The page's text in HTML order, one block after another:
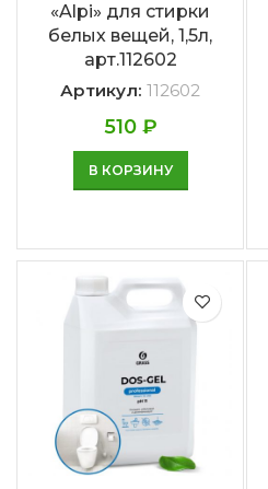
«Alpi» для стирки
белых вещей, 1,5л,
арт.112602
Артикул: 112602
510 ₽
В КОРЗИНУ